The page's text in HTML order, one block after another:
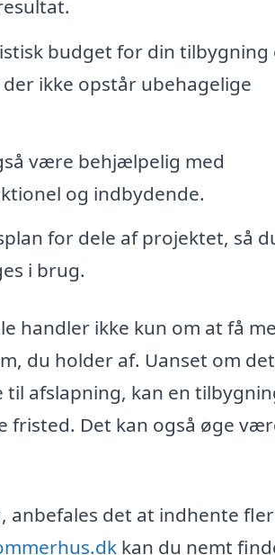
budget for din tilbygning
ikke opstår ubehagelige
være behjælpelig med
og indbydende.
for dele af projektet, så
i brug.
handler ikke kun om at få
du holder af. Uanset om
afslapning, kan en
Det kan også øge
anbefales det at indhente
kan du nemt